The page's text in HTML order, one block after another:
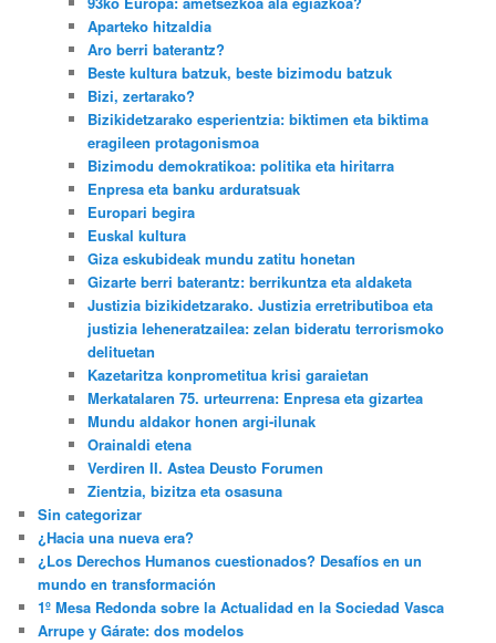
Aparteko hitzaldia
Aro berri baterantz?
Beste kultura batzuk, beste bizimodu batzuk
Bizi, zertarako?
Bizikidetzarako esperientzia: biktimen eta biktima
eragileen protagonismoa
Bizimodu demokratikoa: politika eta hiritarra
Enpresa eta banku arduratsuak
Europari begira
Euskal kultura
Giza eskubideak mundu zatitu honetan
Gizarte berri baterantz: berrikuntza eta aldaketa
Justizia bizikidetzarako. Justizia erretributiboa eta
justizia leheneratzailea: zelan bideratu terrorismoko
delituetan
Kazetaritza konprometitua krisi garaietan
Merkatalaren 75. urteurrena: Enpresa eta gizartea
Mundu aldakor honen argi-ilunak
Orainaldi etena
Verdiren II. Astea Deusto Forumen
Zientzia, bizitza eta osasuna
Sin categorizar
¿Hacia una nueva era?
¿Los Derechos Humanos cuestionados? Desafíos en un
mundo en transformación
1º Mesa Redonda sobre la Actualidad en la Sociedad Vasca
Arrupe y Gárate: dos modelos